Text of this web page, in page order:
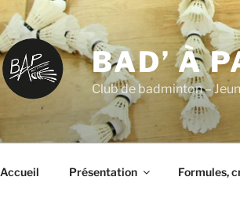
BAD’ À
Club de badminton –
Accueil Présentation Formules,